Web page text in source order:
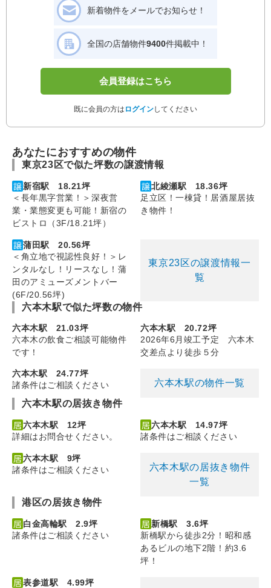
新着物件をメールでお知らせ！
全国の店舗物件9400件掲載中！
会員登録はこちら
既に会員の方は ログインしてください
あなたにおすすめの物件
東京23区で似た坪数の譲渡情報
新宿駅 18.21坪
＜長年黒字営業！＞深夜営
業・業態変更も可能！新宿の
ビストロ（3F/18.21坪）
北綾瀬駅 18.36坪
足立区！一棟貸！居酒屋居抜
き物件！
蒲田駅 20.56坪
＜角立地で視認性良好！＞レ
ンタルなし！リースなし！蒲
田のアミューズメントバー
(6F/20.56坪)
東京23区の譲渡情報一
覧
六本木駅で似た坪数の物件
六本木駅 21.03坪
六本木の飲食ご相談可能物件
です！
六本木駅 20.72坪
2026年6月竣工予定 六本木
交差点より徒歩５分
六本木駅 24.77坪
諸条件はご相談ください
六本木駅の物件一覧
六本木駅の居抜き物件
六本木駅 12坪
詳細はお問合せください。
六本木駅 14.97坪
諸条件はご相談ください
六本木駅 9坪
諸条件はご相談ください
六本木駅の居抜き物件
一覧
港区の居抜き物件
白金高輪駅 2.9坪
諸条件はご相談ください
新橋駅 3.6坪
新橋駅から徒歩2分！昭和感
あるビルの地下2階！約3.6
坪！
表参道駅 4.99坪